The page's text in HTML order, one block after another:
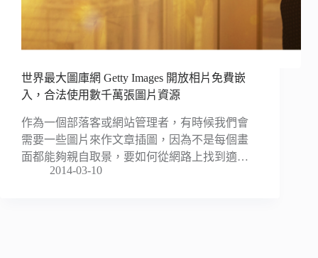
世界最大圖庫網 Getty Images 開放相片免費嵌
入，合法使用數千萬張圖片資源
作為一個部落客或網站管理者，有時候我們會
需要一些圖片來作文章插圖，因為不是每個畫
面都能夠親自取景，要如何從網路上找到適…
2014-03-10